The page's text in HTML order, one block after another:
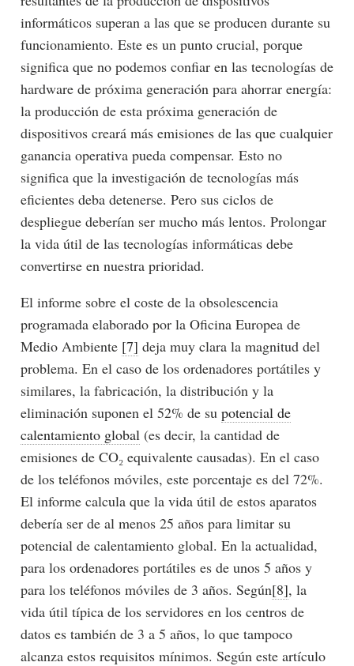
informáticos superan a las que se producen durante su
funcionamiento. Este es un punto crucial, porque
significa que no podemos confiar en las tecnologías de
hardware de próxima generación para ahorrar energía:
la producción de esta próxima generación de
dispositivos creará más emisiones de las que cualquier
ganancia operativa pueda compensar. Esto no
significa que la investigación de tecnologías más
eficientes deba detenerse. Pero sus ciclos de
despliegue deberían ser mucho más lentos. Prolongar
la vida útil de las tecnologías informáticas debe
convertirse en nuestra prioridad.
El informe sobre el coste de la obsolescencia
programada elaborado por la Oficina Europea de
Medio Ambiente [7] deja muy clara la magnitud del
problema. En el caso de los ordenadores portátiles y
similares, la fabricación, la distribución y la
eliminación suponen el 52% de su potencial de
calentamiento global (es decir, la cantidad de
emisiones de CO₂ equivalente causadas). En el caso
de los teléfonos móviles, este porcentaje es del 72%.
El informe calcula que la vida útil de estos aparatos
debería ser de al menos 25 años para limitar su
potencial de calentamiento global. En la actualidad,
para los ordenadores portátiles es de unos 5 años y
para los teléfonos móviles de 3 años. Según[8], la
vida útil típica de los servidores en los centros de
datos es también de 3 a 5 años, lo que tampoco
alcanza estos requisitos mínimos. Según este artículo